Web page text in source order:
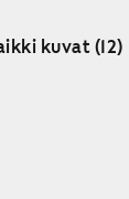
kuvat (12)